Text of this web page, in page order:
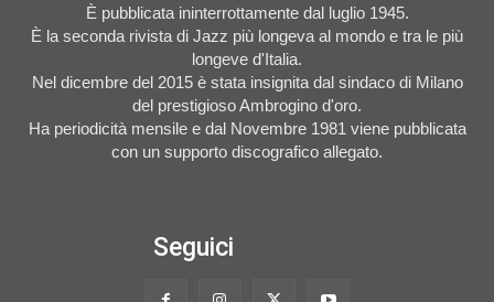
È pubblicata ininterrottamente dal luglio 1945.
È la seconda rivista di Jazz più longeva al mondo e tra le più
longeve d'Italia.
Nel dicembre del 2015 è stata insignita dal sindaco di Milano
del prestigioso Ambrogino d'oro.
Ha periodicità mensile e dal Novembre 1981 viene pubblicata
con un supporto discografico allegato.
Seguici